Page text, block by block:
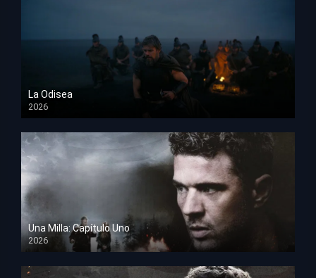
La Odisea
2026
TS Screener
Una Milla: Capítulo Uno
2026
HD 1080p